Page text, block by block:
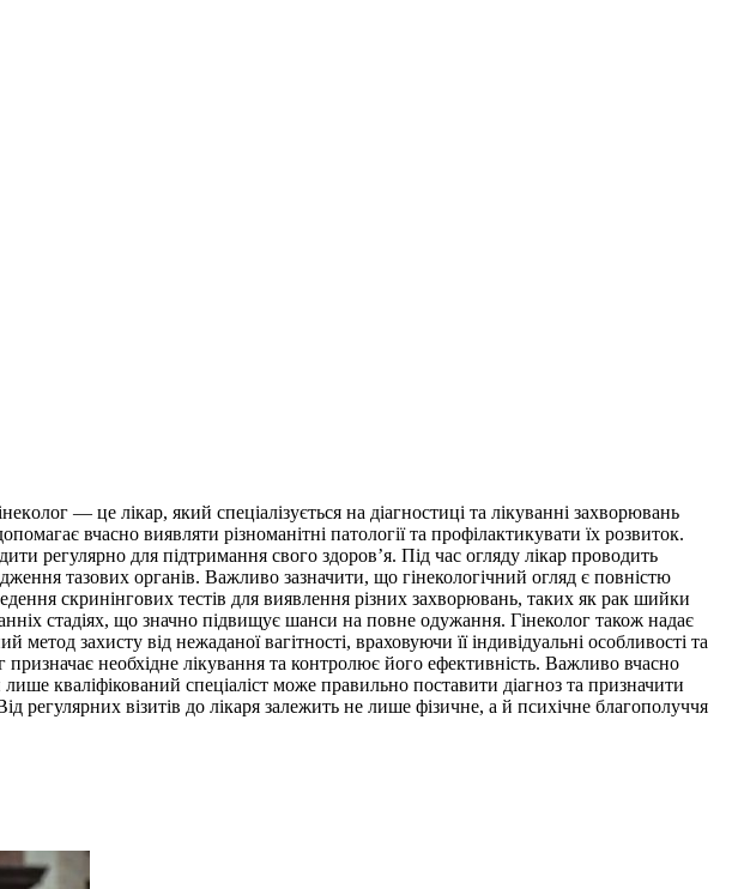
— це лікар, який спеціалізується на діагностиці та лікуванні захворювань
вчасно виявляти різноманітні патології та профілактикувати їх розвиток.
регулярно для підтримання свого здоров’я. Під час огляду лікар проводить
тазових органів. Важливо зазначити, що гінекологічний огляд є повністю
скринінгових тестів для виявлення різних захворювань, таких як рак шийки
стадіях, що значно підвищує шанси на повне одужання. Гінеколог також надає
захисту від нежаданої вагітності, враховуючи її індивідуальні особливості та
необхідне лікування та контролює його ефективність. Важливо вчасно
кваліфікований спеціаліст може правильно поставити діагноз та призначити
регулярних візитів до лікаря залежить не лише фізичне, а й психічне благополуччя